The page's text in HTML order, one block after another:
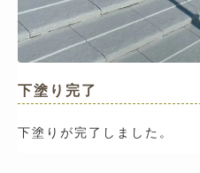
下塗り完了
下塗りが完了しました。